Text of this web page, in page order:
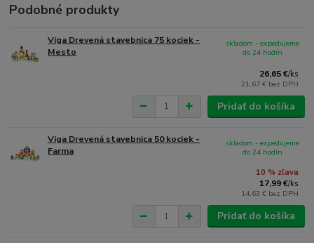
Podobné produkty
Viga Drevená stavebnica 75 kociek -
Mesto
26,65 €/ks
21,67 € bez DPH
skladom - expedujeme
do 24 hodín
Pridať do košíka
Viga Drevená stavebnica 50 kociek -
Farma
10 % zľava
17,99 €/ks
14,63 € bez DPH
skladom - expedujeme
do 24 hodín
Pridať do košíka